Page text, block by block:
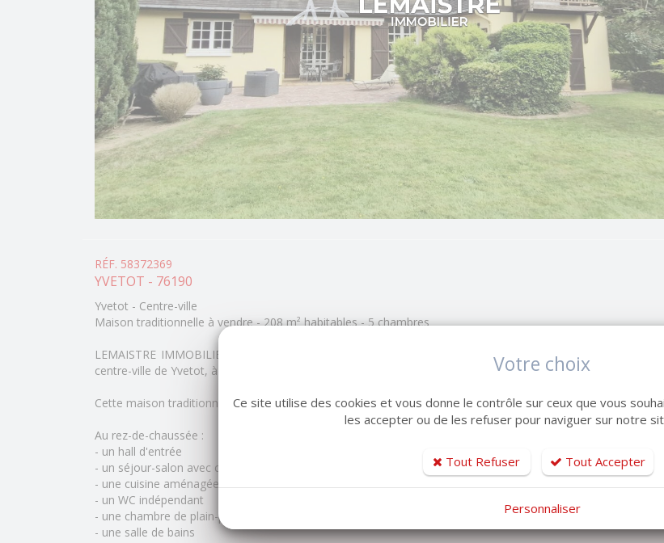
RÉF. 58372369
YVETOT - 76190
Yvetot - Centre-ville
Maison traditionnelle à vendre - 208 m² habitables - 5 chambres
LEMAISTRE IMMOBILIER vous propose en exclusivité une maison rare à la vente, idéalement située en
centre-ville de Yvetot, à proximité immédiate des commerces accessibles à pied.
Cette maison traditionnelle offre de beaux volumes et se compose :
Au rez-de-chaussée :
- un hall d'entrée
- un séjour-salon avec cheminée
- une cuisine aménagée avec arrière-cuisine
- un WC indépendant
- une chambre de plain-pied
- une salle de bains
Votre choix
Ce site utilise des cookies et vous donne le contrôle sur ceux que vous
les accepter ou de les refuser pour naviguer sur notre
Tout Refuser Tout Accepter
Personnaliser